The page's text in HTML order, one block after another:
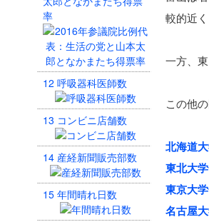
率
12 呼吸器科医師数
13 コンビニ店舗数
14 産経新聞販売部数
15 年間晴れ日数
較的近
一方、
この他
北海道
東北大
東京大
名古屋